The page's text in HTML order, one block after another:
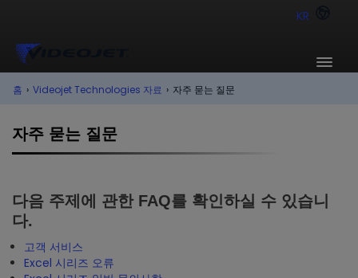
KR
홈 › Videojet Technologies 자료 › 자주 묻는 질문
자주 묻는 질문
다음 주제에 관한 FAQ를 확인하실 수 있습니
다.
고객 서비스
Excel 시리즈 오류